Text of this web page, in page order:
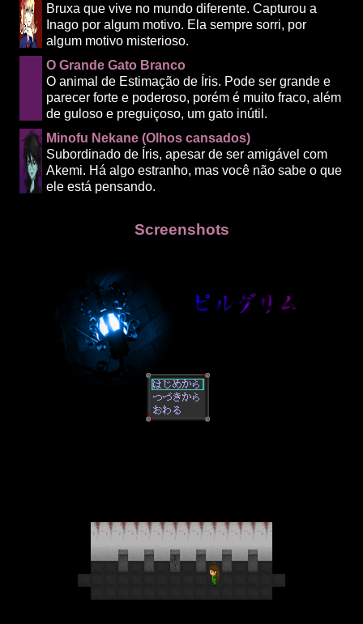
Bruxa que vive no mundo diferente. Capturou a
Inago por algum motivo. Ela sempre sorri, por
algum motivo misterioso.
O Grande Gato Branco
O animal de Estimação de Íris. Pode ser grande e
parecer forte e poderoso, porém é muito fraco, além
de guloso e preguiçoso, um gato inútil.
Minofu Nekane (Olhos cansados)
Subordinado de Íris, apesar de ser amigável com
Akemi. Há algo estranho, mas você não sabe o que
ele está pensando.
Screenshots